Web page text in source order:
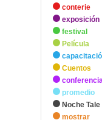
conterie
exposición
festival
Película
Cuentos
promedio
Noche Tale
mostrar